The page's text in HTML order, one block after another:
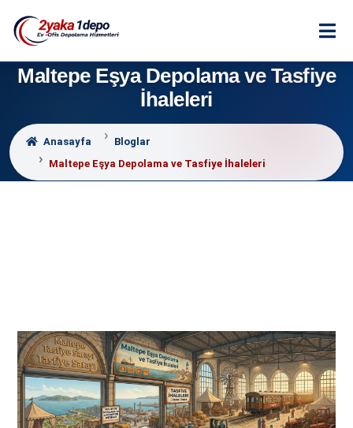
Maltepe Eşya Depolama ve Tasfiye
İhaleleri
Anasayfa
Bloglar
Maltepe Eşya Depolama ve Tasfiye İhaleleri